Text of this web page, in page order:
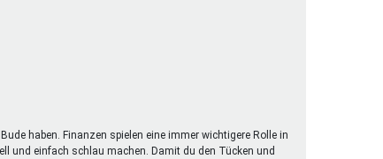
haben. Finanzen spielen eine immer wichtigere Rolle in
und einfach schlau machen. Damit du den Tücken und